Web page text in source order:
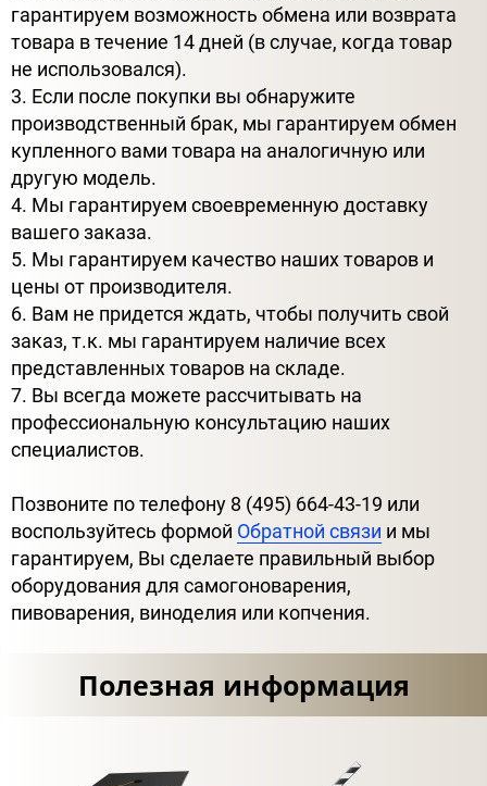
гарантируем возможность обмена или возврата
товара в течение 14 дней (в случае, когда товар
не использовался).
3. Если после покупки вы обнаружите
производственный брак, мы гарантируем обмен
купленного вами товара на аналогичную или
другую модель.
4. Мы гарантируем своевременную доставку
вашего заказа.
5. Мы гарантируем качество наших товаров и
цены от производителя.
6. Вам не придется ждать, чтобы получить свой
заказ, т.к. мы гарантируем наличие всех
представленных товаров на складе.
7. Вы всегда можете рассчитывать на
профессиональную консультацию наших
специалистов.
Позвоните по телефону 8 (495) 664-43-19 или
воспользуйтесь формой Обратной связи и мы
гарантируем, Вы сделаете правильный выбор
оборудования для самогоноварения,
пивоварения, виноделия или копчения.
Полезная информация